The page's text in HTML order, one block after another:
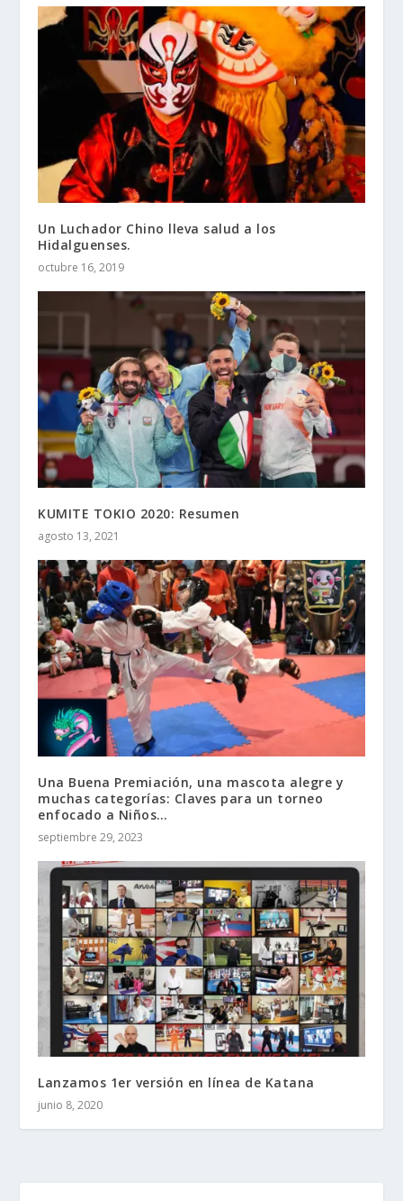
Un Luchador Chino lleva salud a los
Hidalguenses.
octubre 16, 2019
KUMITE TOKIO 2020: Resumen
agosto 13, 2021
Una Buena Premiación, una mascota alegre y
muchas categorías: Claves para un torneo
enfocado a Niños…
septiembre 29, 2023
Lanzamos 1er versión en línea de Katana
junio 8, 2020